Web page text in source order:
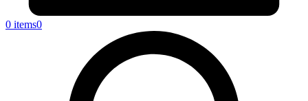
0 items0